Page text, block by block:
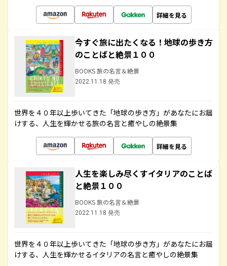
詳細を見る
今すぐ旅に出たくなる！地球の歩き方
のことばと絶景１００
BOOKS 旅の名言＆絶景
2022.11.18 発売
世界を４０年以上歩いてきた「地球の歩き方」があなたにお届
けする、人生を輝かせる旅の名言と癒やしの絶景集
詳細を見る
人生を楽しみ尽くすイタリアのことば
と絶景１００
BOOKS 旅の名言＆絶景
2022.11.18 発売
世界を４０年以上歩いてきた「地球の歩き方」があなたにお届
けする、人生を輝かせるイタリアの名言と癒やしの絶景集